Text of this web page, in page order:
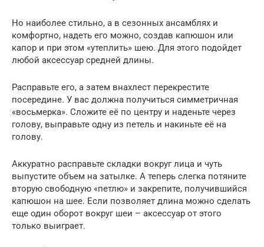
Но наиболее стильно, а в сезонных ансамблях и
комфортно, надеть его можно, создав капюшон или
капор и при этом «утеплить» шею. Для этого подойдет
любой аксессуар средней длины.
Расправьте его, а затем внахлест перекрестите
посередине. У вас должна получиться симметричная
«восьмерка». Сложите её по центру и наденьте через
голову, выправьте одну из петель и накиньте её на
голову.
Аккуратно расправьте складки вокруг лица и чуть
выпустите объем на затылке. А теперь слегка потяните
вторую свободную «петлю» и закрепите, получившийся
капюшон на шее. Если позволяет длина можно сделать
еще один оборот вокруг шеи – аксессуар от этого
только выиграет.